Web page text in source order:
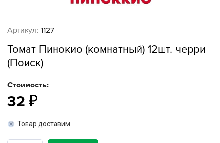
Артикул: 1127
Томат Пинокио (комнатный) 12шт. черри
(Поиск)
Стоимость:
32
Товар доставим